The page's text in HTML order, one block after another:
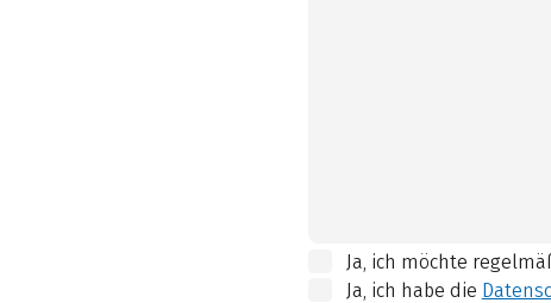
Ja, ich möchte
Ja, ich habe die